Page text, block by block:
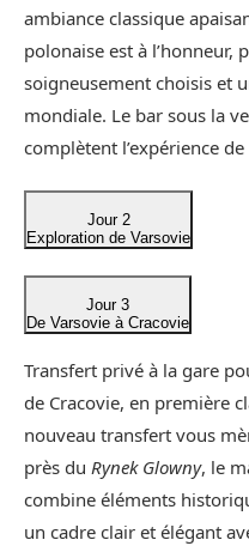
ambiance classique
polonaise est à l’honneur,
soigneusement choisis et
mondiale. Le bar sous la
complètent l’expérience de
Jour 2
Exploration de Varsovie
Jour 3
De Varsovie à Cracovie
Transfert privé à la gare
de Cracovie, en première
nouveau transfert vous
près du Rynek Glowny, le
combine éléments
un cadre clair et élégant